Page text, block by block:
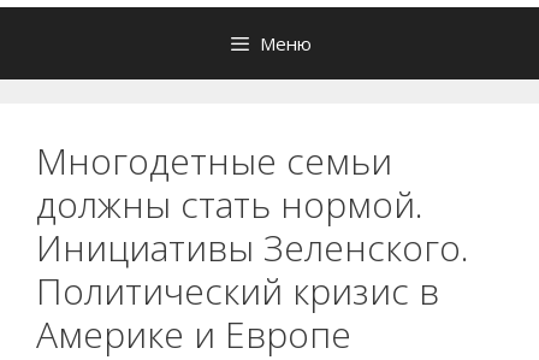
Меню
Многодетные семьи
должны стать нормой.
Инициативы Зеленского.
Политический кризис в
Америке и Европе